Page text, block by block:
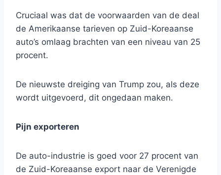
Cruciaal was dat de voorwaarden van de deal
de Amerikaanse tarieven op Zuid-Koreaanse
auto’s omlaag brachten van een niveau van 25
procent.
De nieuwste dreiging van Trump zou, als deze
wordt uitgevoerd, dit ongedaan maken.
Pijn exporteren
De auto-industrie is goed voor 27 procent van
de Zuid-Koreaanse export naar de Verenigde